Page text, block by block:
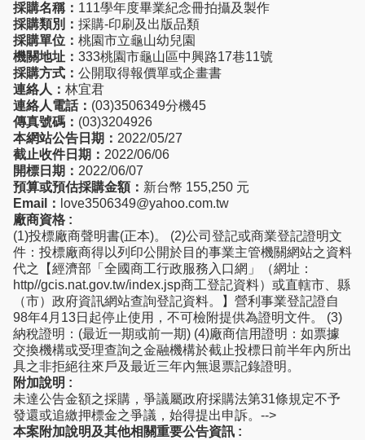
採購名稱： 111學年度畢業紀念冊拍攝及製作
採購類別： 採購-印刷及出版品類
採購單位： 桃園市立龜山幼兒園
機關地址： 333桃園市龜山區中興路17巷11號
採購方式： 公開取得報價單或企畫書
連絡人： 林宜君
連絡人電話： (03)3506349分機45
傳真號碼： (03)3204926
本網站公告日期： 2022/05/27
截止收件日期： 2022/06/06
開標日期： 2022/06/07
預算或預估採購金額： 新台幣 155,250 元
Email： love3506349@yahoo.com.tw
廠商資格 :
(1)投標廠商聲明書(正本)。 (2)公司登記或商業登記證明文
件：投標廠商得以列印公開於目的事業主管機關網站之資料
代之【經濟部「全國商工行政服務入口網」（網址：
http//gcis.nat.gov.tw/index.jsp商工登記資料）或直轄市、縣
（市）政府資訊網站查詢登記資料。】營利事業登記證自
98年4月13日起停止使用，不可檢附提供為證明文件。 (3)
納稅證明：(最近一期或前一期) (4)廠商信用證明：如票據
交換機構或受理查詢之金融機構於截止投標日前半年內所出
具之非拒絕往來戶及最近三年內無退票記錄證明。
附加說明 :
未達公告金額之採購，爭議屬政府採購法第31條規定不予
發還或追繳押標金之爭議，始得提出申訴。-->
本案附加說明及其他相關重要公告資訊 :